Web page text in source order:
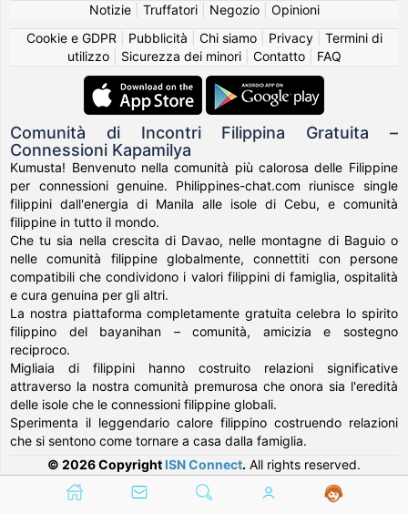
Notizie| Truffatori| Negozio| Opinioni
Cookie e GDPR
Pubblicità Chi siamo| Privacy| Termini di
utilizzo| Sicurezza dei minori| Contatto| FAQ
Comunità di Incontri Filippina Gratuita –
Connessioni Kapamilya
Kumusta! Benvenuto nella comunità più calorosa delle Filippine
per connessioni genuine. Philippines-chat.com riunisce single
filippini dall'energia di Manila alle isole di Cebu, e comunità
filippine in tutto il mondo.
Che tu sia nella crescita di Davao, nelle montagne di Baguio o
nelle comunità filippine globalmente, connettiti con persone
compatibili che condividono i valori filippini di famiglia, ospitalità
e cura genuina per gli altri.
La nostra piattaforma completamente gratuita celebra lo spirito
filippino del bayanihan – comunità, amicizia e sostegno
reciproco.
Migliaia di filippini hanno costruito relazioni significative
attraverso la nostra comunità premurosa che onora sia l'eredità
delle isole che le connessioni filippine globali.
Sperimenta il leggendario calore filippino costruendo relazioni
che si sentono come tornare a casa dalla famiglia.
© 2026 Copyright ISN Connect. All rights reserved.